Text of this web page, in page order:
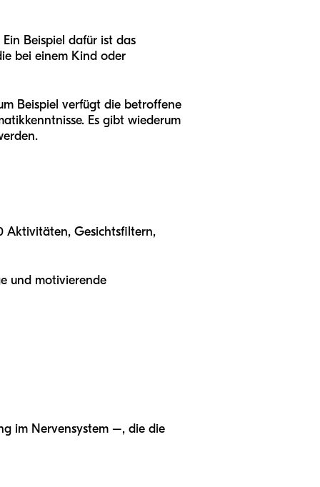
Beispiel dafür ist das
bei einem Kind oder
Beispiel verfügt die betroffene
Es gibt wiederum
Aktivitäten, Gesichtsfiltern,
und motivierende
im Nervensystem –, die die